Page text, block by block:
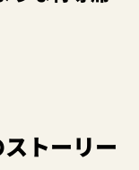
トーリー